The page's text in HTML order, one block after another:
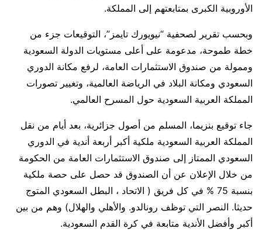
الأوروبية الكبرى بمتابعتهم إلى المملكة.
وبحسب تقرير لصحفية “نيويورك تايمز”، التوقيعات جزء من
خطة طموحة، مدعومة على أعلى مستويات الدولة السعودية
وممولة من صندوق الاستثمارات العامة، لرفع مكانة الدوري
السعودي ومكانة البلاد في الرياضة العالمية، وتغيير تصورات
المملكة العربية السعودية حول المسرح العالمي.
جاء توقيع بنزيما، المسلم من أصول جزائرية، بعد أيام من نقل
المملكة العربية السعودية ملكية أكبر أربعة أندية في الدوري
السعودي الممتاز إلى صندوق الاستثمارات العامة من الحكومة
من خلال الإعلان عن أن الصندوق قد حصل على حصة ملكية
بنسبة 75 % في كل فريق ( الاتحاد ، البطل السعودي المتوج
حديثا. النصر التي توظف رونالدو. والأهلي والهلال) وهم من بين
أكبر وأفضل الأندية متابعة في كرة القدم السعودية.